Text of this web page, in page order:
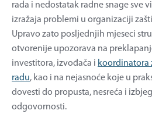
rada i nedostatak radne snage sve
izražaja problemi u organizaciji
Upravo zato posljednjih mjeseci
otvorenije upozorava na
investitora, izvođača i koordinatora
radu, kao i na nejasnoće koje u
dovesti do propusta, nesreća i
odgovornosti.